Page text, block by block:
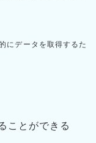
にデータを取得するた
ことができる